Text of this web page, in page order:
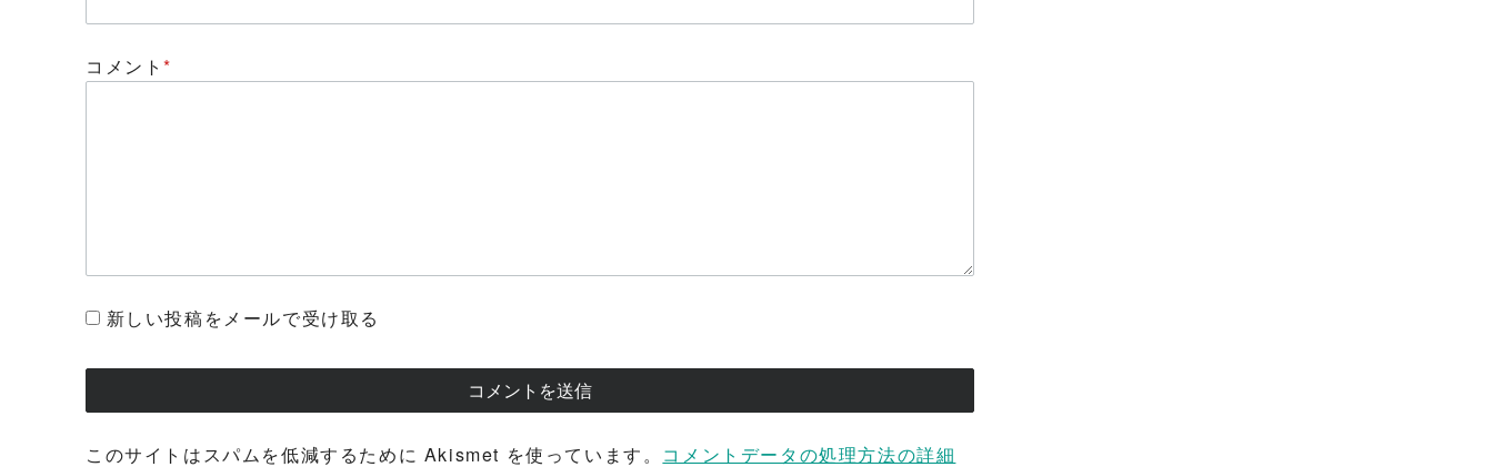
コメント*
新しい投稿をメールで受け取る
このサイトはスパムを低減するために Akismet を使っています。 コメントデータの処理方法の詳細